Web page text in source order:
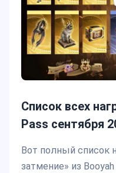
Список всех
Pass сентября
Вот полный список
затмение» из